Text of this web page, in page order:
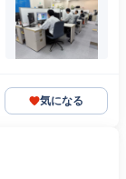
気になる